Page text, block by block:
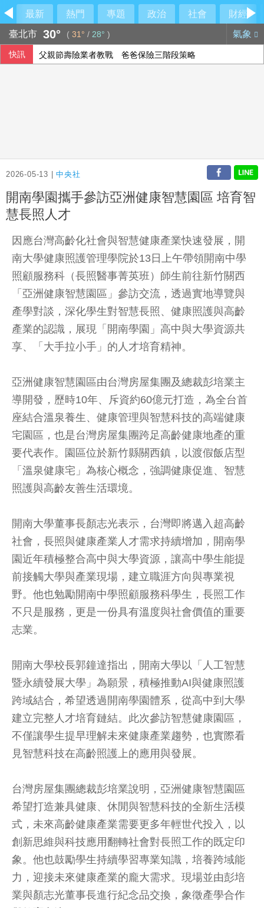
最新 熱門 專題 政治 社會
財經
臺北市 30° ( 31° / 28° ) 氣象
快訊 父親節壽險業者教戰 爸爸保險三階段策略
2026-05-13 |中央社
開南學園攜手參訪亞洲健康智慧園區 培育智
慧長照人才
因應台灣高齡化社會與智慧健康產業快速發展，開
南大學健康照護管理學院於13日上午帶領開南中學
照顧服務科（長照醫事菁英班）師生前往新竹關西
「亞洲健康智慧園區」參訪交流，透過實地導覽與
產學對談，深化學生對智慧長照、健康照護與高齡
產業的認識，展現「開南學園」高中與大學資源共
享、「大手拉小手」的人才培育精神。
亞洲健康智慧園區由台灣房屋集團及總裁彭培業主
導開發，歷時10年、斥資約60億元打造，為全台首
座結合溫泉養生、健康管理與智慧科技的高端健康
宅園區，也是台灣房屋集團跨足高齡健康地產的重
要代表作。園區位於新竹縣關西鎮，以渡假飯店型
「溫泉健康宅」為核心概念，強調健康促進、智慧
照護與高齡友善生活環境。
開南大學董事長顏志光表示，台灣即將邁入超高齡
社會，長照與健康產業人才需求持續增加，開南學
園近年積極整合高中與大學資源，讓高中學生能提
前接觸大學與產業現場，建立職涯方向與專業視
野。他也勉勵開南中學照顧服務科學生，長照工作
不只是服務，更是一份具有溫度與社會價值的重要
志業。
開南大學校長郭鐘達指出，開南大學以「人工智慧
暨永續發展大學」為願景，積極推動AI與健康照護
跨域結合，希望透過開南學園體系，從高中到大學
建立完整人才培育鏈結。此次參訪智慧健康園區，
不僅讓學生提早理解未來健康產業趨勢，也實際看
見智慧科技在高齡照護上的應用與發展。
台灣房屋集團總裁彭培業說明，亞洲健康智慧園區
希望打造兼具健康、休閒與智慧科技的全新生活模
式，未來高齡健康產業需要更多年輕世代投入，以
創新思維與科技應用翻轉社會對長照工作的既定印
象。他也鼓勵學生持續學習專業知識，培養跨域能
力，迎接未來健康產業的龐大需求。現場並由彭培
業與顏志光董事長進行紀念品交換，象徵產學合作